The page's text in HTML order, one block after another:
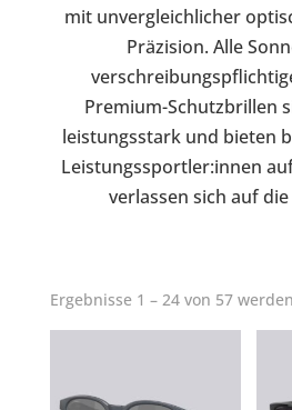
mit unvergleichlicher
Präzision. Alle
Premium-Schutzbrillen
leistungsstark und bieten
Leistungssportler:innen
verlassen sich auf
Ergebnisse 1 – 24 von 57